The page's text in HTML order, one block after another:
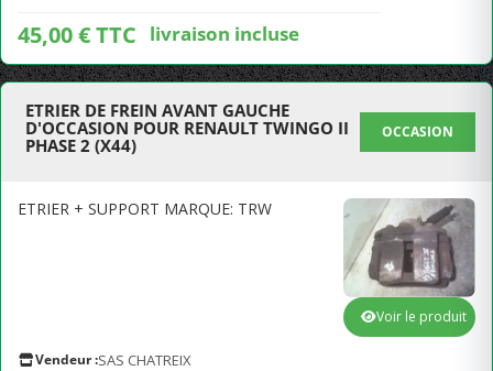
45,00 € TTC livraison incluse
ETRIER DE FREIN AVANT GAUCHE
D'OCCASION POUR RENAULT TWINGO II
PHASE 2 (X44)
OCCASION
ETRIER + SUPPORT MARQUE: TRW
Vendeur :SAS CHATREIX
Voir le produit